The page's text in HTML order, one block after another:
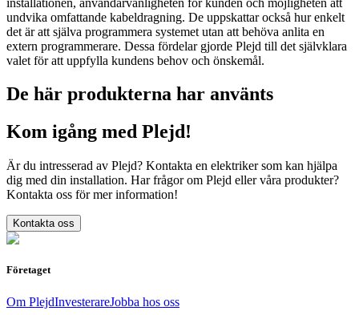
undvika omfattande kabeldragning. De uppskattar också hur enkelt
det är att själva programmera systemet utan att behöva anlita en
extern programmerare. Dessa fördelar gjorde Plejd till det självklara
valet för att uppfylla kundens behov och önskemål.
De här produkterna har använts
Kom igång med Plejd!
Är du intresserad av Plejd? Kontakta en elektriker som kan hjälpa
dig med din installation. Har frågor om Plejd eller våra produkter?
Kontakta oss för mer information!
Kontakta oss
Företaget
Om PlejdInvesterareJobba hos oss